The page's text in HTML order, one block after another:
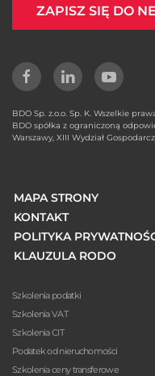
ZAPISZ SIĘ DO
BDO Sp. z.o.o. Sp. K. Wszelkie
BDO spółka z ograniczoną
Warszawy, XIII Wydział
MAPA STRONY
KONTAKT
POLITYKA
KLAUZULA RODO
Szkolenia podatki
Szkolenia VAT
Szkolenia CIT
Podatek od nieruchomości
Szkolenia ceny transferowe